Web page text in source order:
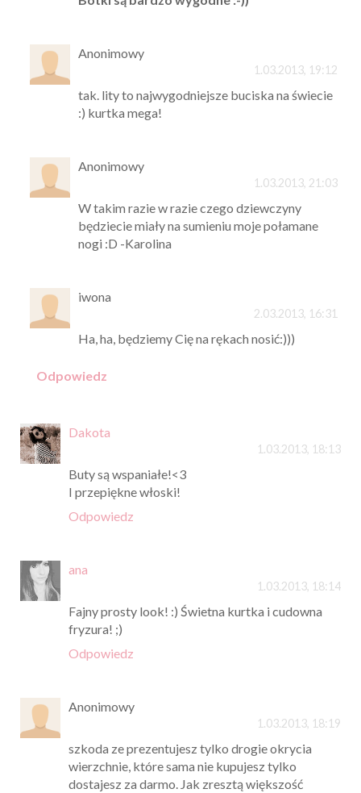
Anonimowy
1.03.2013, 19:12
tak. lity to najwygodniejsze buciska na świecie
:) kurtka mega!
Anonimowy
1.03.2013, 21:03
W takim razie w razie czego dziewczyny
będziecie miały na sumieniu moje połamane
nogi :D -Karolina
iwona
2.03.2013, 16:31
Ha, ha, będziemy Cię na rękach nosić:)))
Odpowiedz
Dakota
1.03.2013, 18:13
Buty są wspaniałe!<3
I przepiękne włoski!
Odpowiedz
ana
1.03.2013, 18:14
Fajny prosty look! :) Świetna kurtka i cudowna
fryzura! ;)
Odpowiedz
Anonimowy
1.03.2013, 18:19
szkoda ze prezentujesz tylko drogie okrycia
wierzchnie, które sama nie kupujesz tylko
dostajesz za darmo. Jak zresztą większość